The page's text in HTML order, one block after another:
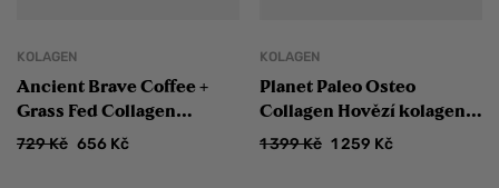
KOLAGEN
Ancient Brave Coffee +
Grass Fed Collagen
ZLEVNĚNO
729Kč 656 Kč
KOLAGEN
Planet Paleo Osteo
Collagen Hovězí kolagen
pro kosti, vaziva a štítnou
1 399Kč 1 259 Kč